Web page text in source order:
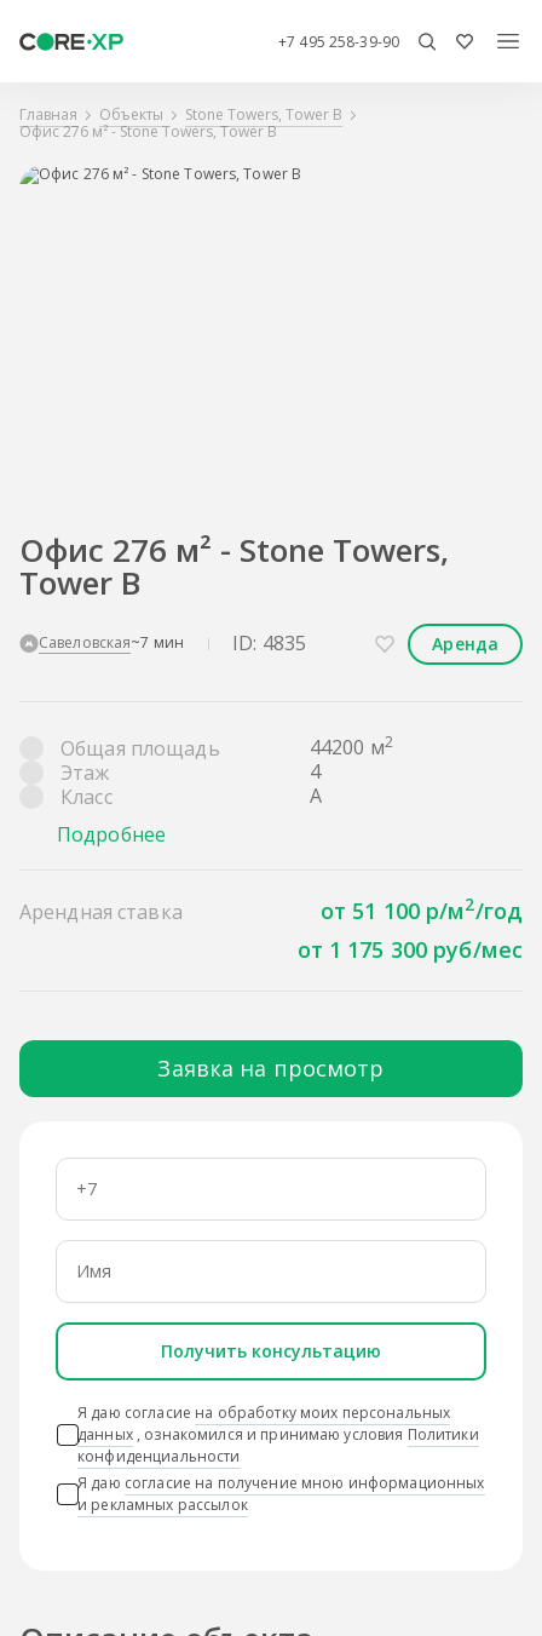
+7 495 258-39-90
Главная Объекты
Stone Towers, Tower B
Офис 276 м² - Stone Towers, Tower B
Офис 276 м² - Stone Towers,
Tower B
Савеловская~7 мин ID: 4835 Аренда
Общая площадь 44200 м2
Этаж
4
Класс
A
Подробнее
Арендная ставка от 51 100 р/м2/год
от 1 175 300 руб/мес
Заявка на просмотр
Получить консультацию
Я даю согласие на обработку моих персональных
данных, ознакомился и принимаю условия Политики
конфиденциальности
Я даю согласие на получение мною информационных
и рекламных рассылок